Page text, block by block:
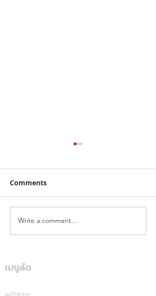
ฮุนไดขนทัพครบไลน์อัพลง
สนาม ส่งแคมเปญ
Deal On” ร่วมเชียร์ไทย
Cup™ 2026 พร้อมดีลแรง
Comments
Write a comment...
เมนูลัด